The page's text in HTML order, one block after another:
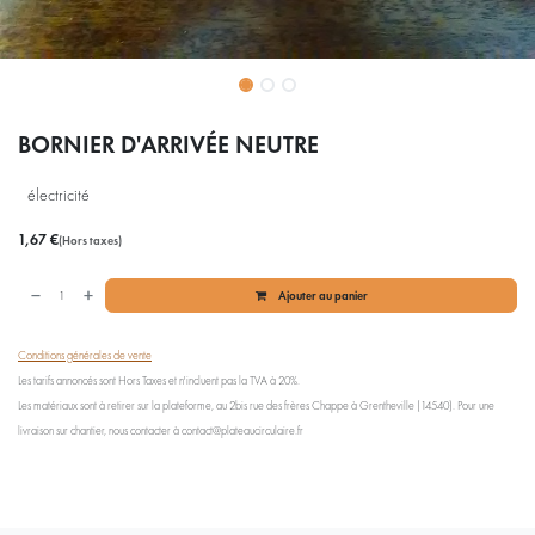
BORNIER D'ARRIVÉE NEUTRE
électricité
1,67€(Hors taxes)
Ajouter au panier
Conditions générales de vente
Les tarifs annoncés sont Hors Taxes et n'incluent pas la TVA à 20%.
Les matériaux sont à retirer sur la plateforme, au 2bis rue des frères Chappe à Grentheville (14540). Pour une
livraison sur chantier, nous contacter à contact@plateaucirculaire.fr